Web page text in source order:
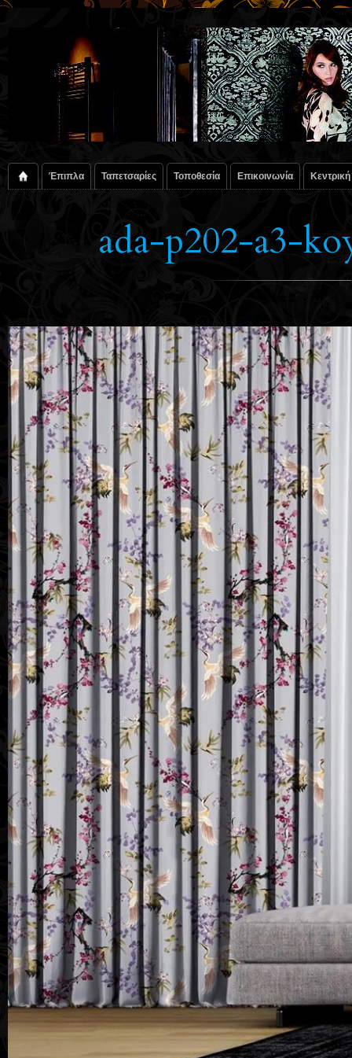
Έπιπλα Ταπετσαρίες Τοποθεσία Επικοινωνία Κεντρική
ada-p202-a3-